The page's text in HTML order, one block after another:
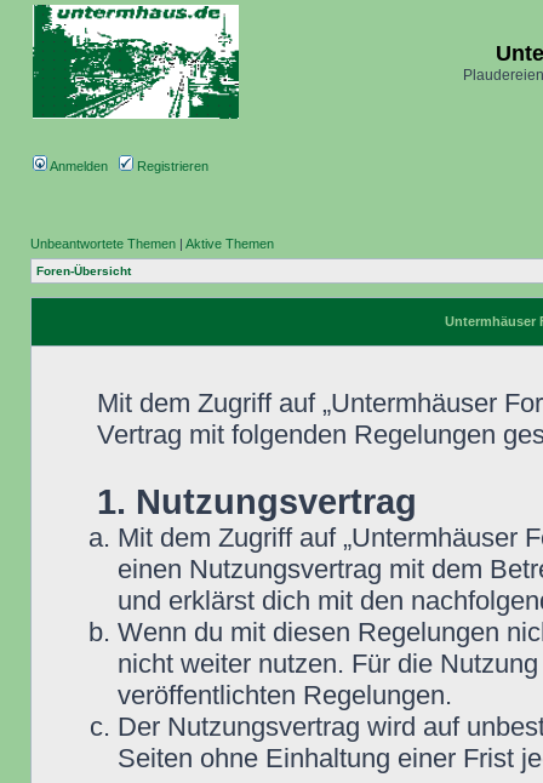
Anmelden Registrieren
Unbeantwortete Themen | Aktive Themen
Foren-Übersicht
Untermhäuser
Mit dem Zugriff auf „Untermhäuser
Vertrag mit folgenden Regelungen
1. Nutzungsvertrag
Mit dem Zugriff auf „Untermhäuser
einen Nutzungsvertrag mit dem
und erklärst dich mit den
Wenn du mit diesen Regelungen
nicht weiter nutzen. Für die
veröffentlichten Regelungen.
Der Nutzungsvertrag wird auf
Seiten ohne Einhaltung einer Frist